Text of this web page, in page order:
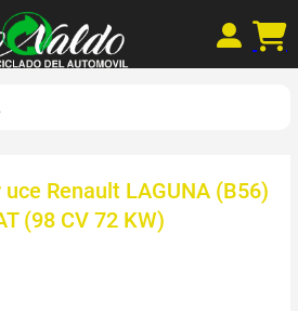
Renault LAGUNA (B56)
(98 CV 72 KW)